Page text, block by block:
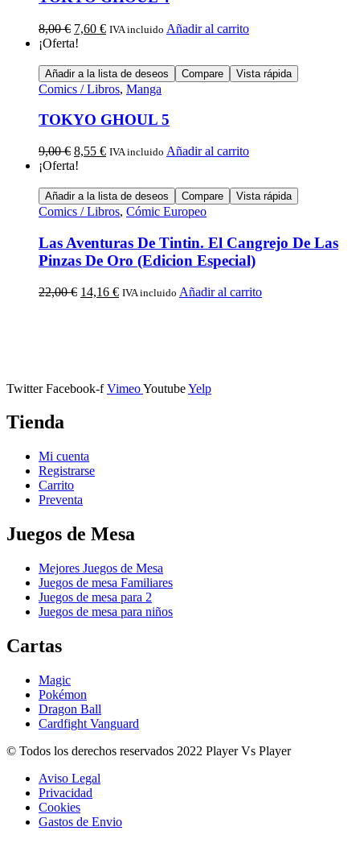
8,00€ 7,60 € IVA incluido Añadir al carrito
¡Oferta!
Añadir a la lista de deseos Compare Vista rápida
Comics / Libros, Manga
TOKYO GHOUL 5
9,00€ 8,55 € IVA incluido Añadir al carrito
¡Oferta!
Añadir a la lista de deseos Compare Vista rápida
Comics / Libros, Cómic Europeo
Las Aventuras De Tintin. El Cangrejo De Las
Pinzas De Oro (Edicion Especial)
22,00€ 14,16 € IVA incluido Añadir al carrito
Twitter Facebook-f VimeoYoutubeYelp
Tienda
Mi cuenta
Registrarse
Carrito
Preventa
Juegos de Mesa
Mejores Juegos de Mesa
Juegos de mesa Familiares
Juegos de mesa para 2
Juegos de mesa para niños
Cartas
Magic
Pokémon
Dragon Ball
Cardfight Vanguard
© Todos los derechos reservados 2022 Player Vs Player
Aviso Legal
Privacidad
Cookies
Gastos de Envio